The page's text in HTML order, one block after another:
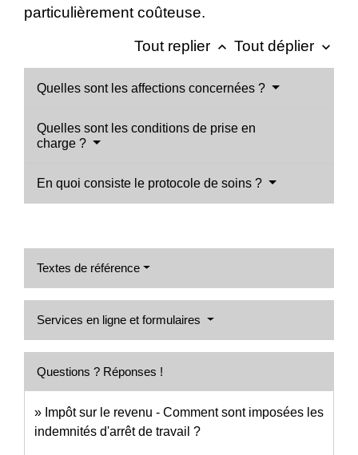
particulièrement coûteuse.
Tout replier keyboard_arrow_up Tout déplier keyboard_arrow_down
Quelles sont les affections concernées ?
Quelles sont les conditions de prise en
charge ?
En quoi consiste le protocole de soins ?
Textes de référence
Services en ligne et formulaires
Questions ? Réponses !
Impôt sur le revenu - Comment sont imposées les
indemnités d'arrêt de travail ?